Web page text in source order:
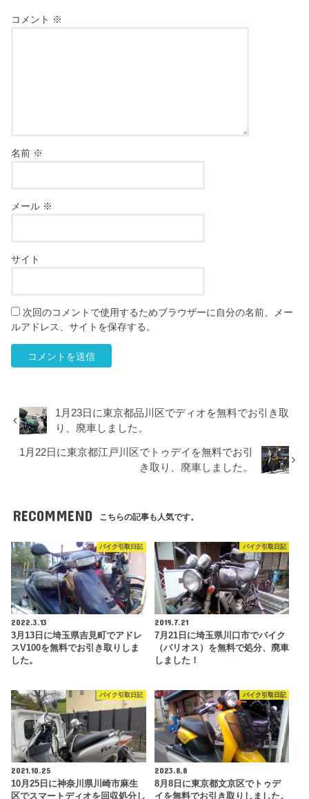
コメント ※
名前 ※
メール ※
サイト
次回のコメントで使用するためブラウザーに自分の名前、メー
ルアドレス、サイトを保存する。
1月23日に東京都品川区でディオを無料でお引き取
り、廃車しました。
1月22日に東京都江戸川区でトゥデイを無料でお引
き取り、廃車しました。
RECOMMEND こちらの記事も人気です。
バイク引取日記
2022.3.13
3月13日に埼玉県吉見町でアドレ
スV100を無料でお引き取りしま
した。
バイク引取日記
2019.7.21
7月21日に埼玉県川口市でバイク
（バリオス）を無料で処分、廃車
しました！
バイク引取日記
2021.10.25
10月25日に神奈川県川崎市麻生
区でスマートディオを回収処分し
バイク引取日記
2023.8.8
8月8日に東京都文京区でトゥデ
イを無料でお引き取りしました。